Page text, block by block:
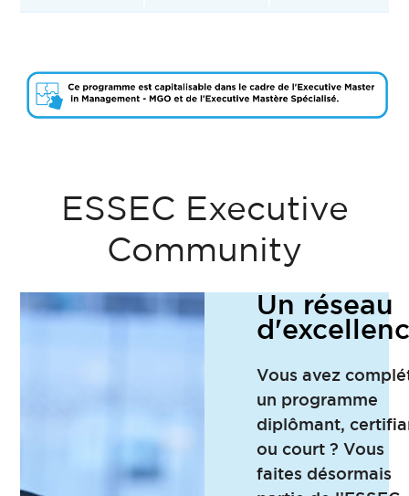
ESSEC Executive
Community
Un réseau
Vous avez
un programme
diplômant,
ou court ? Vous
faites désormais